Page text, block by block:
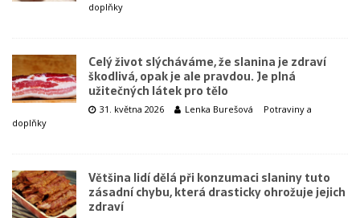
doplňky
Celý život slýcháváme, že slanina je zdraví
škodlivá, opak je ale pravdou. Je plná
užitečných látek pro tělo
31. května 2026 Lenka Burešová
Potraviny a
doplňky
Většina lidí dělá při konzumaci slaniny tuto
zásadní chybu, která drasticky ohrožuje jejich
zdraví